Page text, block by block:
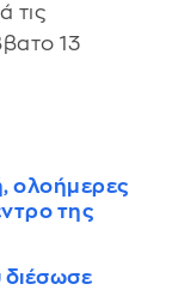
τις
13
ολοήμερες
της
διέσωσε